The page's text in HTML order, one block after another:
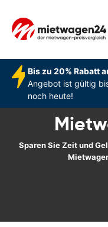
Bis zu 20% Rabatt
Angebot ist gültig
noch heute!
Sparen Sie Zeit und